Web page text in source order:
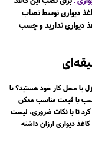
دیواری توسط نصاب
دیواری ندارید و چسب
یا محل کار خود هستید؟ با
با قیمت مناسب ممکن
تا با نکات ضروری، لیست
دیواری ارزان داشته